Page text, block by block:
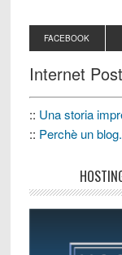
FACEBOOK
Internet
:: Una storia
:: Perchè un blog.